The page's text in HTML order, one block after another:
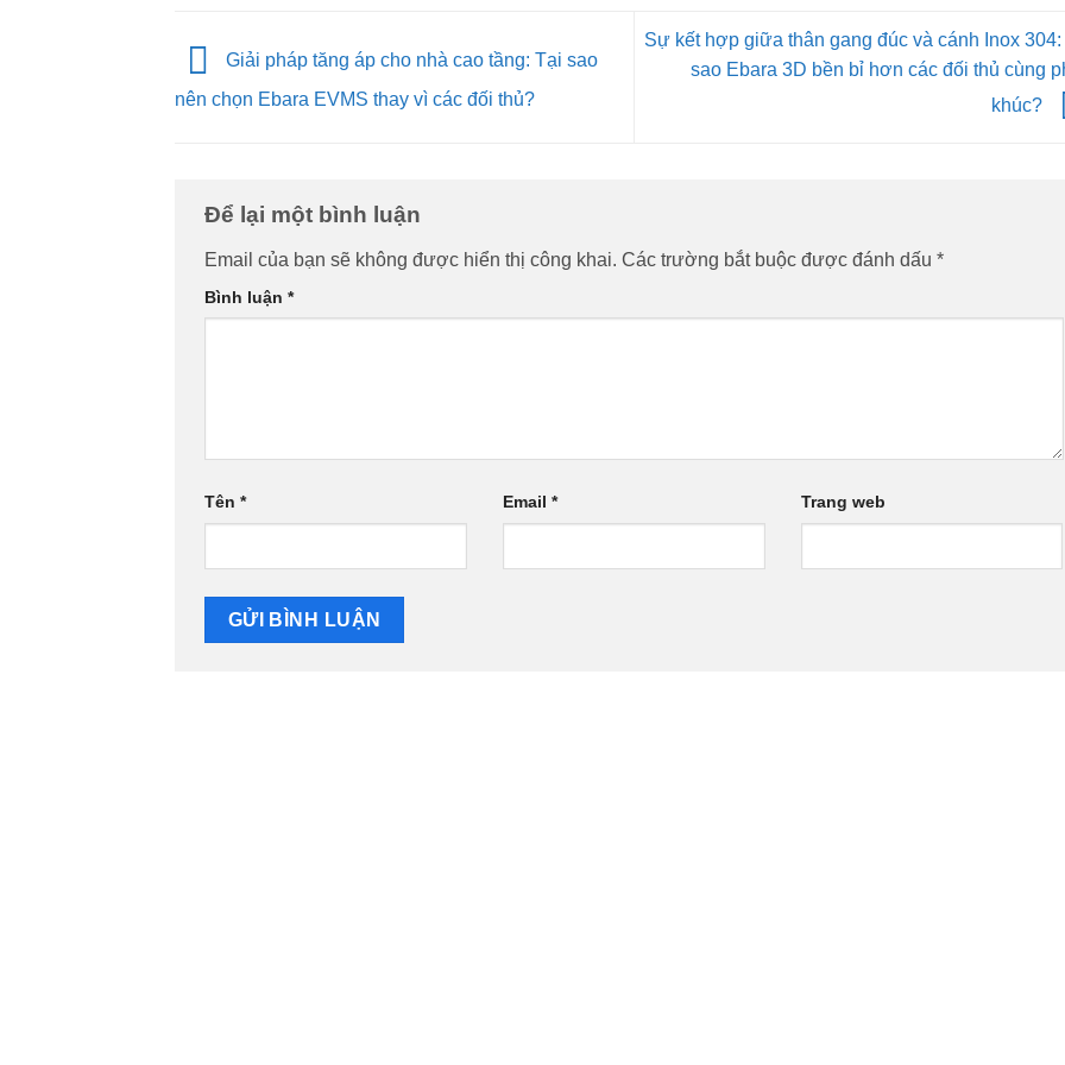
Giải pháp tăng áp cho nhà cao tầng: Tại sao
nên chọn Ebara EVMS thay vì các đối thủ?
Sự kết hợp giữa thân gang đúc và cánh Inox 304:
sao Ebara 3D bền bỉ hơn các đối thủ cùng
khúc?
Để lại một bình luận
Email của bạn sẽ không được hiển thị công khai. Các trường bắt buộc được đánh dấu *
Bình luận *
Tên * Email * Trang web